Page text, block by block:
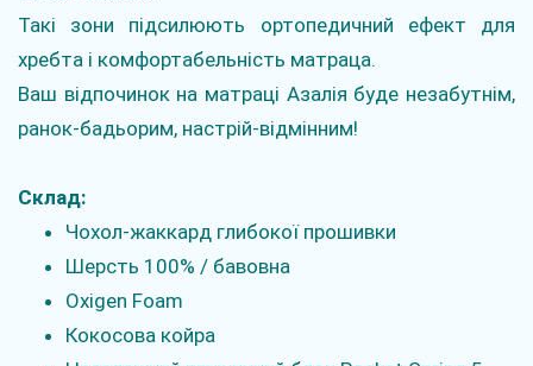
Такі зони підсилюють ортопедичний ефект для
хребта і комфортабельність матраца.
Ваш відпочинок на матраці Азалія буде незабутнім,
ранок-бадьорим, настрій-відмінним!
Склад:
Чохол-жаккард глибокої прошивки
Шерсть 100% / бавовна
Oxigen Foam
Кокосова койра